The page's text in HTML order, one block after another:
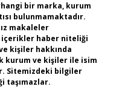
bir marka, kurum
bulunmamaktadır.
makaleler
içerikler haber niteliği
kişiler hakkında
kurum ve kişiler ile isim
Sitemizdeki bilgiler
taşımazlar.